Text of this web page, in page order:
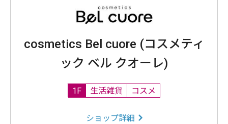
cosmetics Bel cuore (コスメティ
ック ベル クオーレ)
1F 生活雑貨 コスメ
ショップ詳細